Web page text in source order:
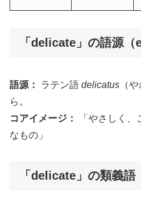
「delicate」の語源（
語源： ラテン語 delicatus （
ら。
コアイメージ：
「やさしく、
なもの」
「delicate」の類義語